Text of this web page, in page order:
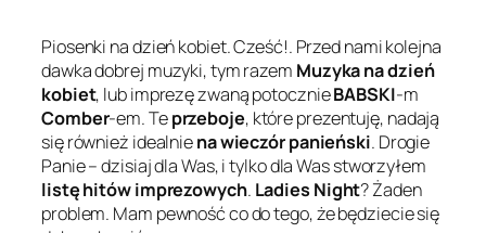
Piosenki na dzień kobiet. Cześć!. Przed nami kolejna
dawka dobrej muzyki, tym razem Muzyka na dzień
kobiet, lub imprezę zwaną potocznieBABSKI-m
Comber-em. Teprzeboje, które prezentuję, nadają
się również idealniena wieczór panieński. Drogie
Panie – dzisiaj dla Was, i tylko dla Was stworzyłem
listę hitów imprezowych. Ladies Night? Żaden
problem. Mam pewność co do tego, że będziecie się